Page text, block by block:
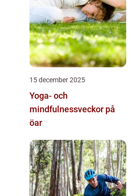
15 december 2025
Yoga- och
mindfulnessveckor på
öar